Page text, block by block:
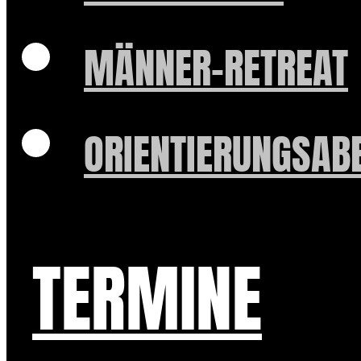
MÄNNER-RETREAT
TERMINE